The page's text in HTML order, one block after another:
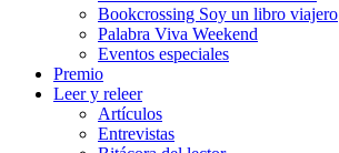
Bookcrossing Soy un libro viajero
Palabra Viva Weekend
Eventos especiales
Premio
Leer y releer
Artículos
Entrevistas